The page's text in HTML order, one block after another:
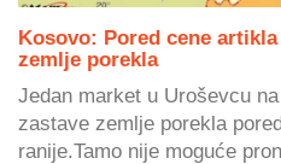
Kosovo: Pored cene
zemlje porekla
Jedan market u Uroševcu
zastave zemlje porekla
ranije.Tamo nije moguće